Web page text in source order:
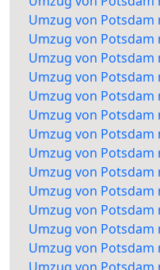
Umzug von Potsdam
Umzug von Potsdam
Umzug von Potsdam
Umzug von Potsdam
Umzug von Potsdam
Umzug von Potsdam
Umzug von Potsdam
Umzug von Potsdam
Umzug von Potsdam
Umzug von Potsdam
Umzug von Potsdam
Umzug von Potsdam
Umzug von Potsdam